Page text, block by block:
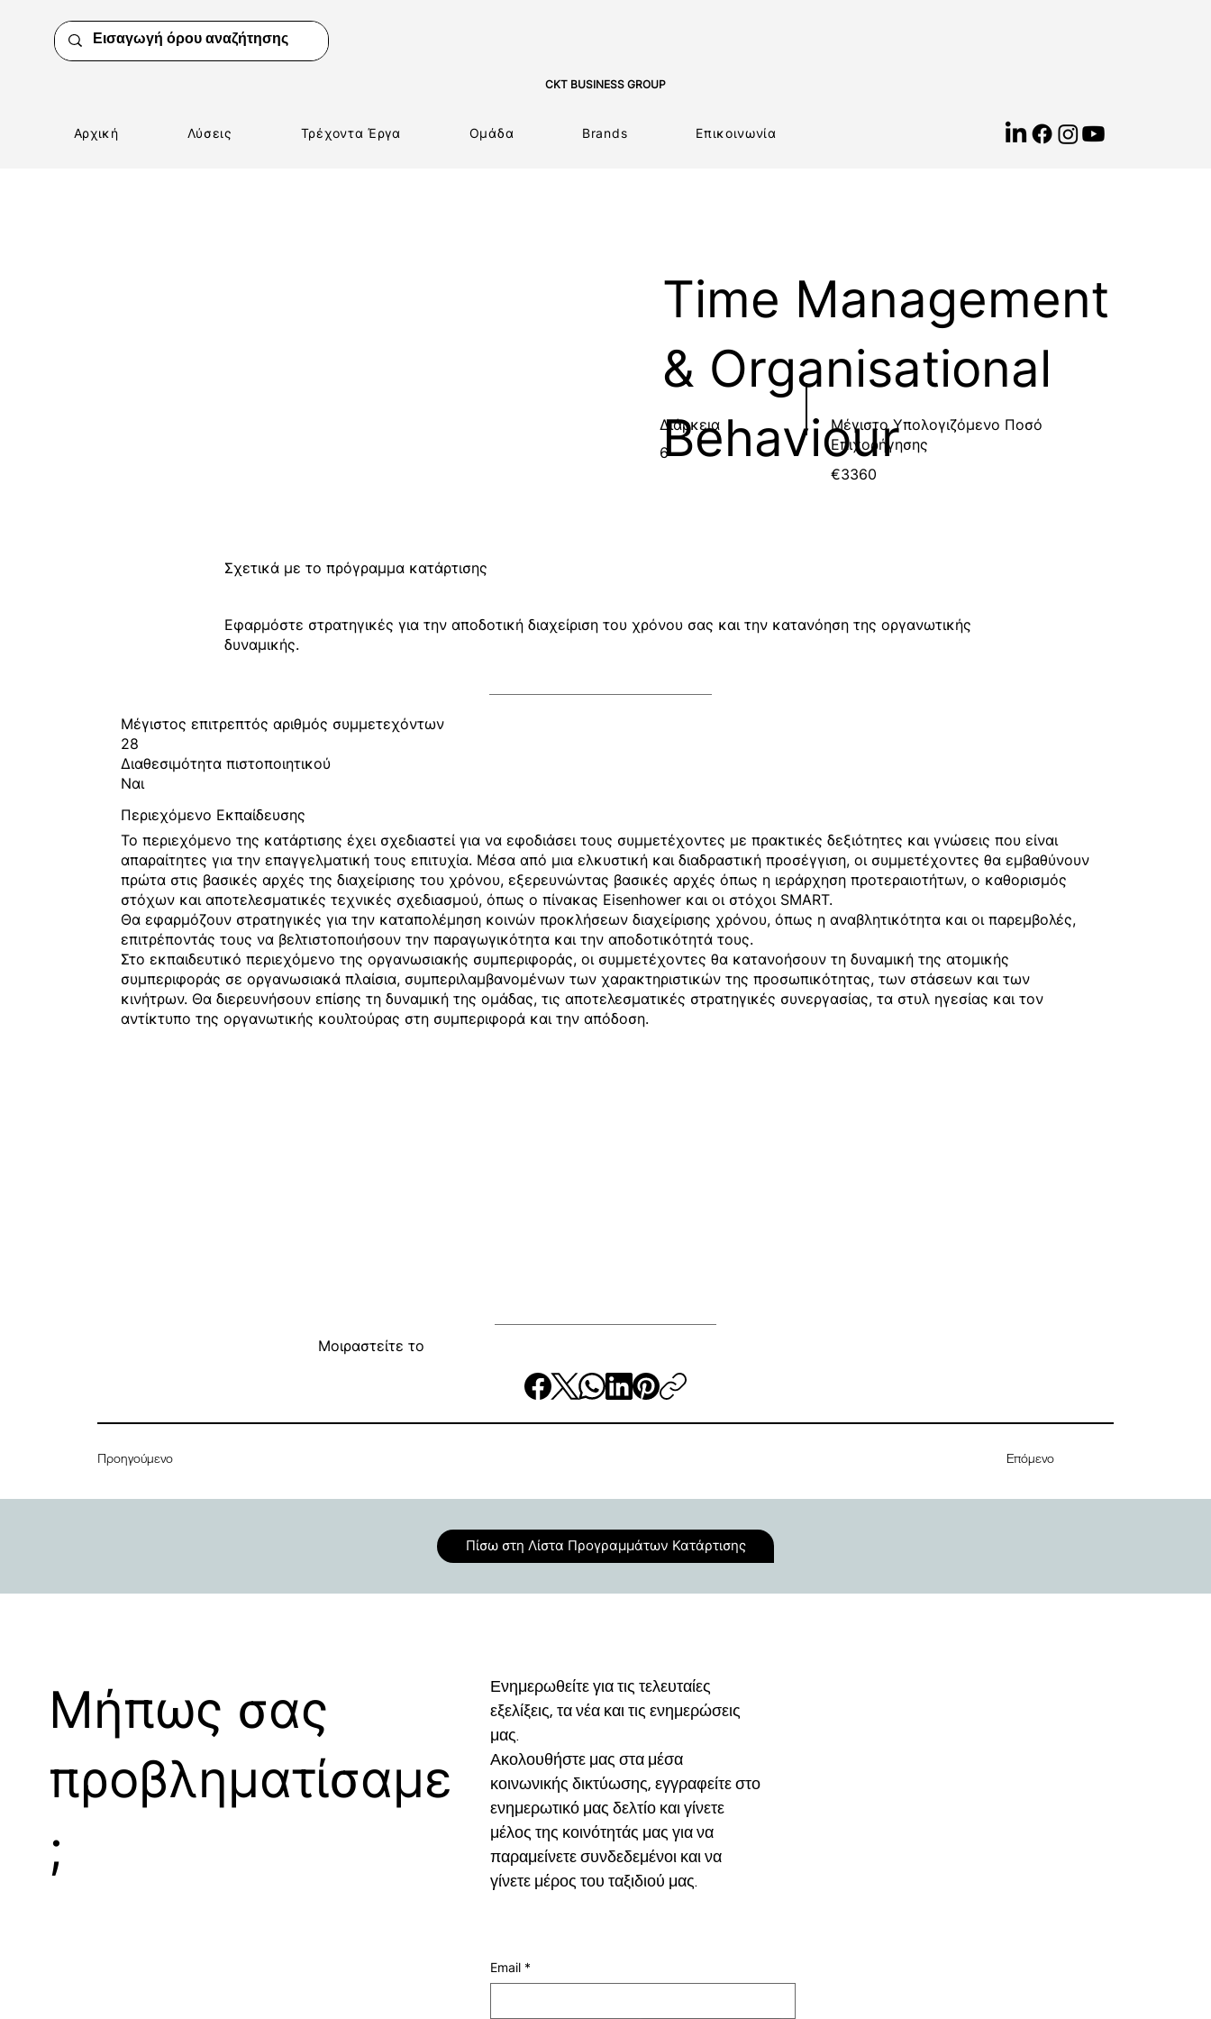
Αρχική Λύσεις Τρέχοντα Έργα Ομάδα Brands Επικοινωνία
CKT BUSINESS GROUP
Time Management
& Organisational
Behaviour
Διάρκεια
6
Μέγιστο Υπολογιζόμενο Ποσό
Επιχορήγησης
€3360
Σχετικά με το πρόγραμμα κατάρτισης
Εφαρμόστε στρατηγικές για την αποδοτική διαχείριση του χρόνου σας και την κατανόηση της οργανωτικής
δυναμικής.
Μέγιστος επιτρεπτός αριθμός συμμετεχόντων
28
Διαθεσιμότητα πιστοποιητικού
Ναι
Περιεχόμενο Εκπαίδευσης
Το περιεχόμενο της κατάρτισης έχει σχεδιαστεί για να εφοδιάσει τους συμμετέχοντες με πρακτικές δεξιότητες και γνώσεις που είναι
απαραίτητες για την επαγγελματική τους επιτυχία. Μέσα από μια ελκυστική και διαδραστική προσέγγιση, οι συμμετέχοντες θα εμβαθύνουν
πρώτα στις βασικές αρχές της διαχείρισης του χρόνου, εξερευνώντας βασικές αρχές όπως η ιεράρχηση προτεραιοτήτων, ο καθορισμός
στόχων και αποτελεσματικές τεχνικές σχεδιασμού, όπως ο πίνακας Eisenhower και οι στόχοι SMART.
Θα εφαρμόζουν στρατηγικές για την καταπολέμηση κοινών προκλήσεων διαχείρισης χρόνου, όπως η αναβλητικότητα και οι παρεμβολές,
επιτρέποντάς τους να βελτιστοποιήσουν την παραγωγικότητα και την αποδοτικότητά τους.
Στο εκπαιδευτικό περιεχόμενο της οργανωσιακής συμπεριφοράς, οι συμμετέχοντες θα κατανοήσουν τη δυναμική της ατομικής
συμπεριφοράς σε οργανωσιακά πλαίσια, συμπεριλαμβανομένων των χαρακτηριστικών της προσωπικότητας, των στάσεων και των
κινήτρων. Θα διερευνήσουν επίσης τη δυναμική της ομάδας, τις αποτελεσματικές στρατηγικές συνεργασίας, τα στυλ ηγεσίας και τον
αντίκτυπο της οργανωτικής κουλτούρας στη συμπεριφορά και την απόδοση.
Μοιραστείτε το
Προηγούμενο Επόμενο
Πίσω στη Λίστα Προγραμμάτων Κατάρτισης
Μήπως σας
προβληματίσαμε
;
Ενημερωθείτε για τις τελευταίες
εξελίξεις, τα νέα και τις ενημερώσεις
μας.
Ακολουθήστε μας στα μέσα
κοινωνικής δικτύωσης, εγγραφείτε στο
ενημερωτικό μας δελτίο και γίνετε
μέλος της κοινότητάς μας για να
παραμείνετε συνδεδεμένοι και να
γίνετε μέρος του ταξιδιού μας.
Email *